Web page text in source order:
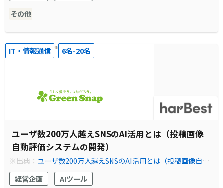
その他
IT・情報通信 6名-20名
ユーザ数200万人越えSNSのAI活用とは（投稿画像
自動評価システムの開発）
※出典： ユーザ数200万人越えSNSのAI活用とは（投稿画像自動
評価システムの開発） - harBestでアノテーション・AI(人工知
能)開発を簡単に
経営企画
AIツール